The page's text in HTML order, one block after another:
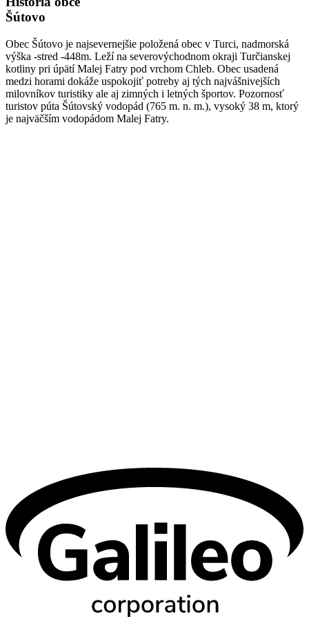
Šútovo
Obec Šútovo je najsevernejšie položená obec v Turci, nadmorská
výška -stred -448m. Leží na severovýchodnom okraji Turčianskej
kotliny pri úpätí Malej Fatry pod vrchom Chleb. Obec usadená
medzi horami dokáže uspokojiť potreby aj tých najvášnivejších
milovníkov turistiky ale aj zimných i letných športov. Pozornosť
turistov púta Šútovský vodopád (765 m. n. m.), vysoký 38 m, ktorý
je najväčším vodopádom Malej Fatry.